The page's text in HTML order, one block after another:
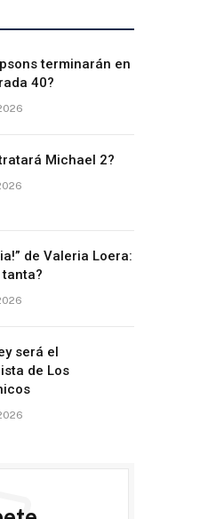
terminarán en
40?
Michael 2?
de Valeria Loera:
será el
de Los